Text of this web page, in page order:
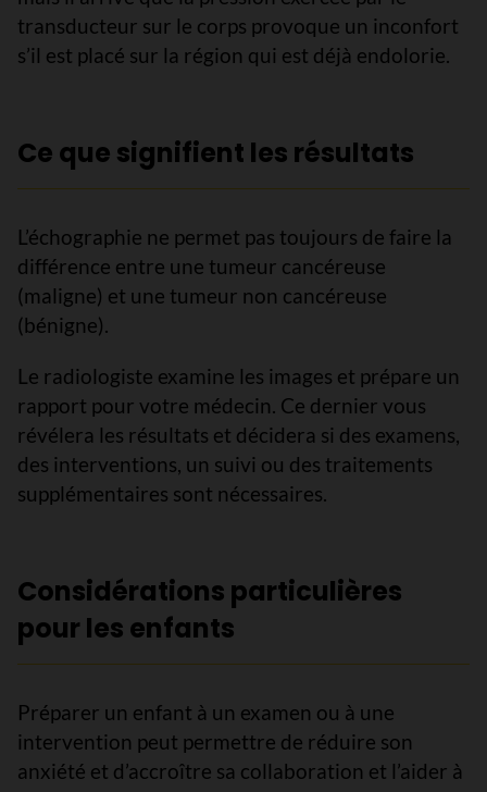
transducteur sur le corps provoque un inconfort
s’il est placé sur la région qui est déjà endolorie.
Ce que signifient les résultats
L’échographie ne permet pas toujours de faire la
différence entre une tumeur cancéreuse
(maligne) et une tumeur non cancéreuse
(bénigne).
Le radiologiste examine les images et prépare un
rapport pour votre médecin. Ce dernier vous
révélera les résultats et décidera si des examens,
des interventions, un suivi ou des traitements
supplémentaires sont nécessaires.
Considérations particulières
pour les enfants
Préparer un enfant à un examen ou à une
intervention peut permettre de réduire son
anxiété et d’accroître sa collaboration et l’aider à